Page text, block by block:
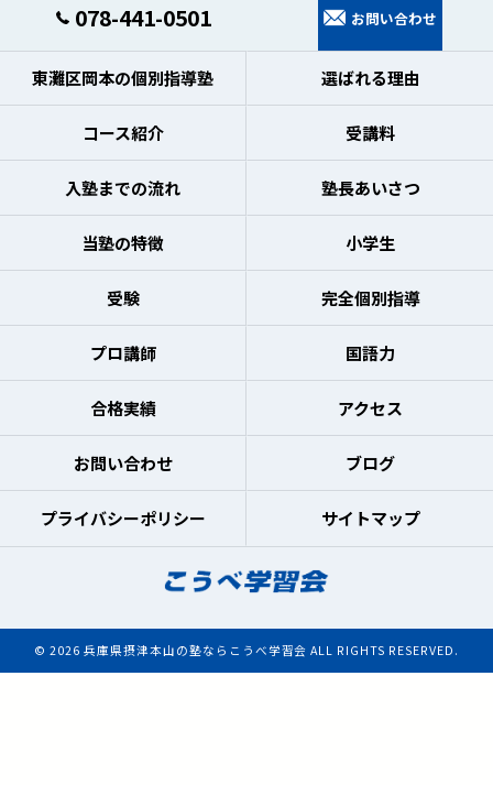
078-441-0501 お問い合わせ
東灘区岡本の個別指導塾 選ばれる理由
コース紹介 受講料
入塾までの流れ 塾長あいさつ
当塾の特徴 小学生
受験 完全個別指導
プロ講師 国語力
合格実績 アクセス
お問い合わせ ブログ
プライバシーポリシー サイトマップ
© 2026 兵庫県摂津本山の塾ならこうべ学習会 ALL RIGHTS RESERVED.